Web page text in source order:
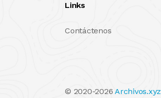
Links
Contáctenos
© 2020-2026Archivos.xyz